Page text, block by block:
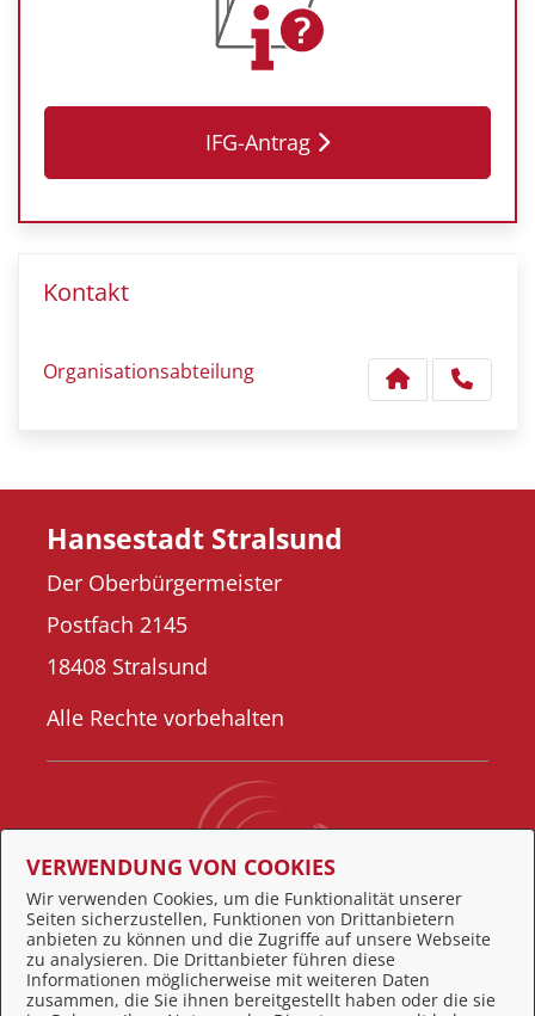
IFG-Antrag
Kontakt
Organisationsabteilung
Behördennummer 115
Hansestadt Stralsund
Der Oberbürgermeister
Postfach 2145
18408 Stralsund
Alle Rechte vorbehalten
Feedback
VERWENDUNG VON COOKIES
Wir verwenden Cookies, um die Funktionalität unserer
Seiten sicherzustellen, Funktionen von Drittanbietern
anbieten zu können und die Zugriffe auf unsere Webseite
zu analysieren. Die Drittanbieter führen diese
Informationen möglicherweise mit weiteren Daten
zusammen, die Sie ihnen bereitgestellt haben oder die sie